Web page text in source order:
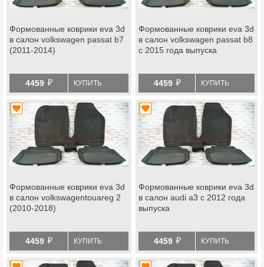
Формованные коврики eva 3d
в салон volkswagen passat b7
(2011-2014)
4459 й КУПИТЬ
Формованные коврики eva 3d
в салон volkswagen passat b8
с 2015 года выпуска
4459 й КУПИТЬ
Формованные коврики eva 3d
в салон volkswagentouareg 2
(2010-2018)
4459 й КУПИТЬ
Формованные коврики eva 3d
в салон audi a3 с 2012 года
выпуска
4459 й КУПИТЬ